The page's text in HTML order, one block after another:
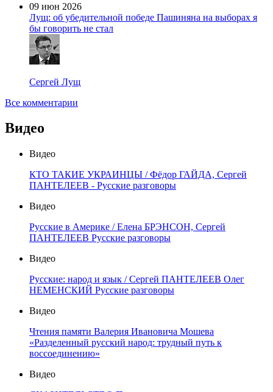
09 июн 2026
Лущ: об убедительной победе Пашиняна на выборах я
бы говорить не стал
Сергей Лущ
Все комментарии
Видео
Видео
КТО ТАКИЕ УКРАИНЦЫ / Фёдор ГАЙДА, Сергей
ПАНТЕЛЕЕВ - Русские разговоры
Видео
Русские в Америке / Елена БРЭНСОН, Сергей
ПАНТЕЛЕЕВ Русские разговоры
Видео
Русские: народ и язык / Сергей ПАНТЕЛЕЕВ Олег
НЕМЕНСКИЙ Русские разговоры
Видео
Чтения памяти Валерия Ивановича Мошева
«Разделенный русский народ: трудный путь к
воссоединению»
Видео